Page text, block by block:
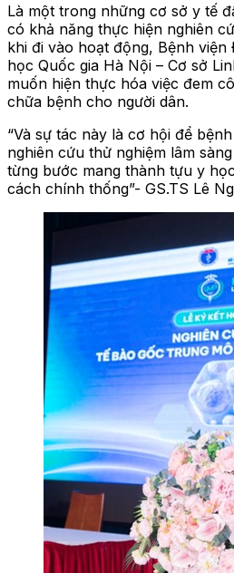
Là một trong những cơ sở y tế
có khả năng thực hiện nghiên
khi đi vào hoạt động, Bệnh
học Quốc gia Hà Nội – Cơ sở
muốn hiện thực hóa việc đem
chữa bệnh cho người dân.
“Và sự tác này là cơ hội để
nghiên cứu thử nghiệm lâm
từng bước mang thành tựu y
cách chính thống”- GS.TS Lê